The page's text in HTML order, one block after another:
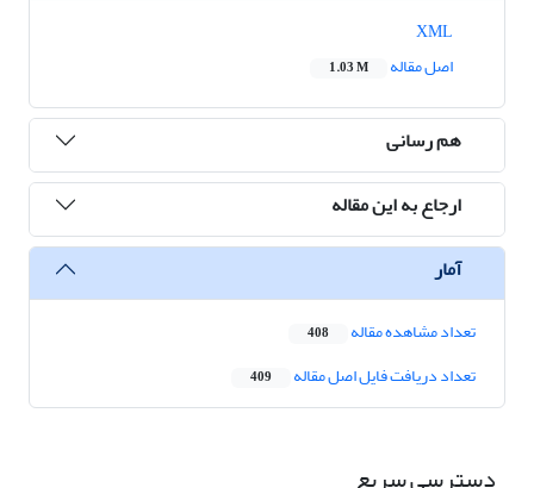
اصل مقاله
1.03 M
هم رسانی
ارجاع به این مقاله
آمار
تعداد مشاهده مقاله 408
تعداد دریافت فایل اصل مقاله 409